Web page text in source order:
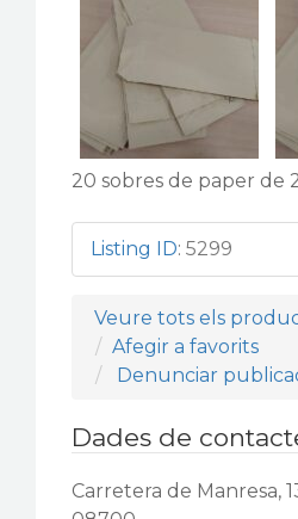
20 sobres de paper de
Listing ID: 5299
Veure tots els
Afegir a favorits
Denunciar
Dades de
Carretera de Manresa,